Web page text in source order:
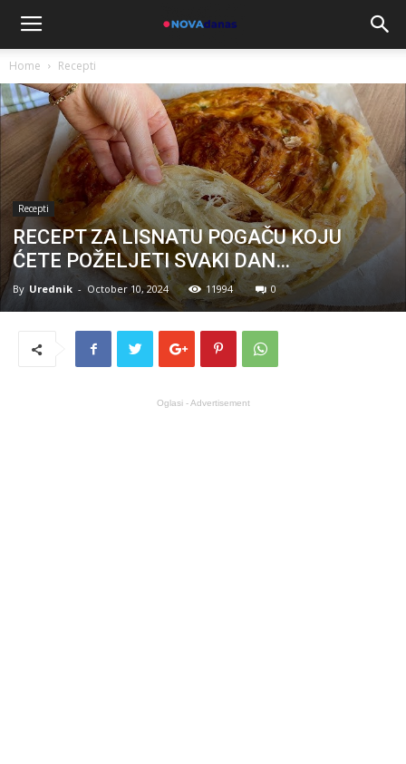
Home Recepti
Recepti
RECEPT ZA LISNATU POGAČU KOJU
ĆETE POŽELJETI SVAKI DAN…
By Urednik - October 10, 2024 11994 0
Oglasi - Advertisement